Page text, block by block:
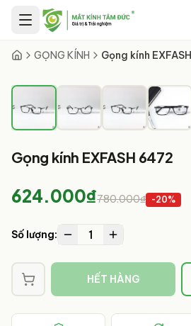
Chuyển đến nội dung chính
GỌNG KÍNH Gọng kính
Gọng kính EXFASH 6472
624.000₫780.000₫ -20%
Số lượng: 1
HẾT HÀNG